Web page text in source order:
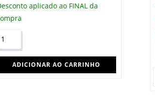
aplicado ao FINAL da
ADICIONAR AO CARRINHO